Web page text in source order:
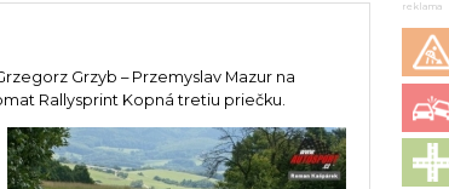
Grzyb – Przemyslav Mazur na
Rallysprint Kopná tretiu priečku.
reklama